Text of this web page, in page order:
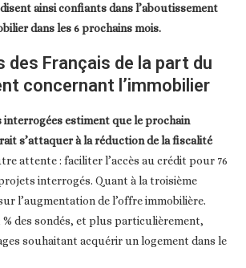
disent ainsi confiants dans l’aboutissement
dans les 6 prochains mois.
des Français de la part du
concernant l’immobilier
interrogées estiment que le prochain
s’attaquer à la réduction de la fiscalité
attente : faciliter l’accès au crédit pour 76
interrogés. Quant à la troisième
l’augmentation de l’offre immobilière.
% des sondés, et plus particulièrement,
souhaitant acquérir un logement dans le